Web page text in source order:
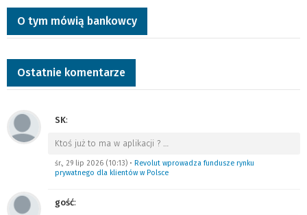
O tym mówią bankowcy
Ostatnie komentarze
SK:
Ktoś już to ma w aplikacji ? …
śr., 29 lip 2026 (10:13) • Revolut wprowadza fundusze rynku
prywatnego dla klientów w Polsce
gość: